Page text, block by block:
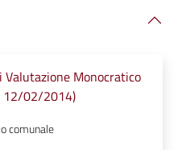
Monocratico
12/02/2014)
comunale